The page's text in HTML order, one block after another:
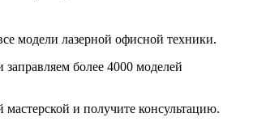
модели лазерной офисной техники.
заправляем более 4000 моделей
и получите консультацию.